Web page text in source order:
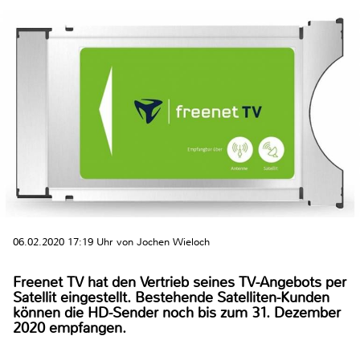
06.02.2020 17:19 Uhr von Jochen Wieloch
Freenet TV hat den Vertrieb seines TV-Angebots per
Satellit eingestellt. Bestehende Satelliten-Kunden
können die HD-Sender noch bis zum 31. Dezember
2020 empfangen.